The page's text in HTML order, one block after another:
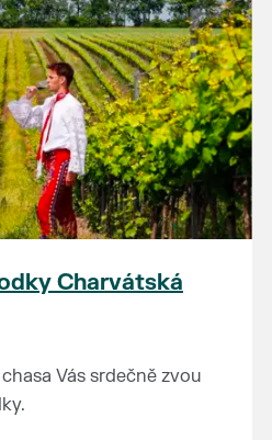
Charvátská
Vás srdečně zvou